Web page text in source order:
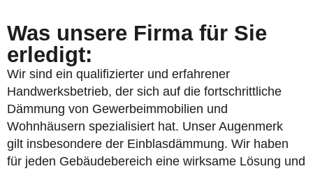
Was unsere Firma für Sie
erledigt:
Wir sind ein qualifizierter und erfahrener
Handwerksbetrieb, der sich auf die fortschrittliche
Dämmung von Gewerbeimmobilien und
Wohnhäusern spezialisiert hat. Unser Augenmerk
gilt insbesondere der Einblasdämmung. Wir haben
für jeden Gebäudebereich eine wirksame Lösung und